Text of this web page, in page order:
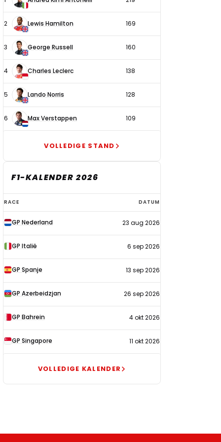
coureurs
2 Lewis Hamilton 169
3 George Russell 160
4 Charles Leclerc 138
5 Lando Norris 128
6 Max Verstappen 109
VOLLEDIGE STAND
F1-KALENDER 2026
F1-
kalender
2026
RACE DATUM
GP Nederland 23 aug 2026
GP Italië 6 sep 2026
GP Spanje 13 sep 2026
GP Azerbeidzjan 26 sep 2026
GP Bahrein 4 okt 2026
GP Singapore 11 okt 2026
VOLLEDIGE KALENDER